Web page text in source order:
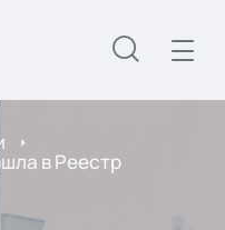
в Реестр